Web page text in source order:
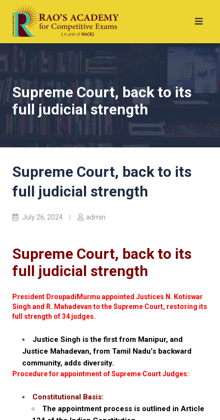
Supreme Court, back to its
full judicial strength
Supreme Court, back to its
full judicial strength
July 26, 2024 admin
Supreme Court, back to its
full judicial strength
President DroupadiMurmu appointed Justices N. Kotiswar
Singh and R. Mahadevan to the Supreme Court, restoring its
full strength of 34 judges.
Justice Singh is the first from Manipur, and
Justice Mahadevan, from Tamil Nadu’s backward
community, adds diversity.
Procedure for appointment of Supreme Court Judges:
Constitutional Basis:
The appointment process is outlined in Article